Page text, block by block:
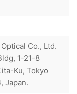
Co., Ltd.
1-21-8
Ku, Tokyo
Japan.